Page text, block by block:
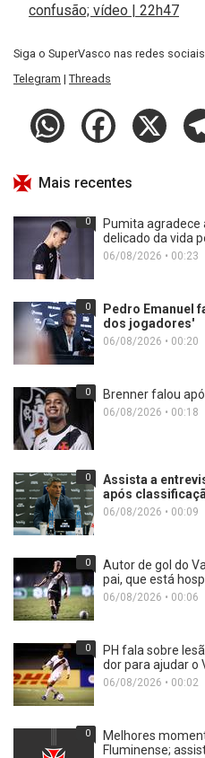
confusão; vídeo | 22h47
Siga o SuperVasco nas redes
Telegram | Threads
Mais recentes
0
Pumita
delicado da vida
06/08/2026 • 00:23
0
Pedro Emanuel
dos jogadores'
06/08/2026 • 00:20
0 Brenner falou
06/08/2026 • 00:18
0
Assista a
após
06/08/2026 • 00:09
0
Autor de gol do
pai, que está
06/08/2026 • 00:06
0
PH fala sobre
dor para ajudar o
06/08/2026 • 00:02
0
Melhores
Fluminense;